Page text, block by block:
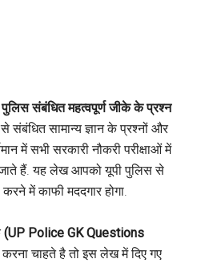
संबंधित महत्वपूर्ण जीके के प्रश्न
सामान्य ज्ञान के प्रश्नों और
में सभी सरकारी नौकरी परीक्षाओं में
हैं. यह लेख आपको यूपी पुलिस से
में काफी मददगार होगा.
(UP Police GK Questions
चाहते है तो इस लेख में दिए गए